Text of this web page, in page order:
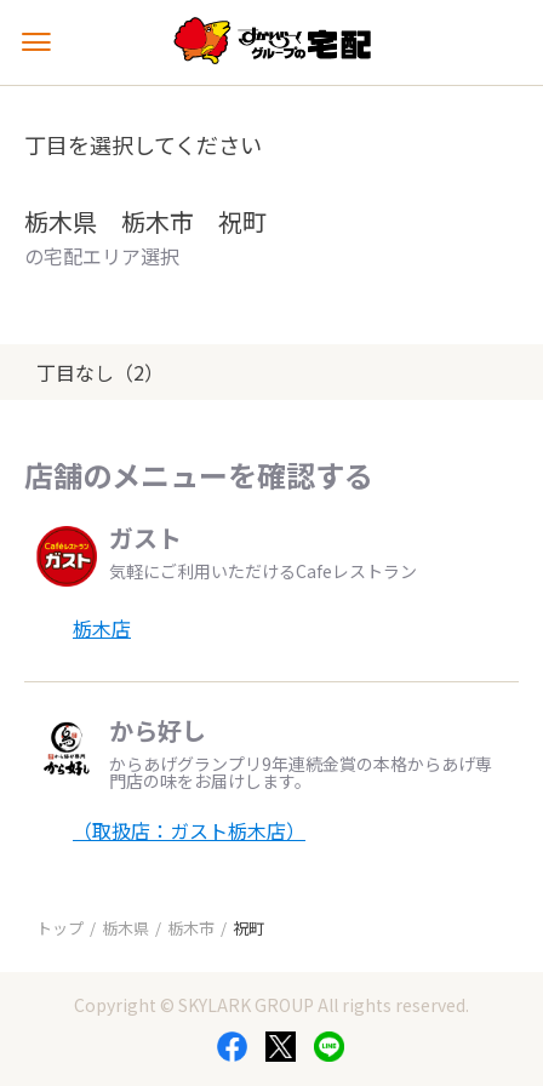
メ
ュ
を
丁目を選択してください
栃木県 栃木市 祝町
の宅配エリア選択
丁目なし（2）
店舗のメニューを確認する
ガスト
気軽にご利用いただけるCafeレストラン
栃木店
から好し
からあげグランプリ9年連続金賞の本格からあげ専
門店の味をお届けします。
（取扱店：ガスト栃木店）
トップ 栃木県 栃木市 祝町
Copyright © SKYLARK GROUP All rights reserved.